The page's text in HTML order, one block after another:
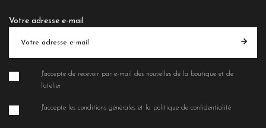
Votre adresse e-mail
J'accepte de recevoir par e-mail des nouvelles de la boutique et de
l'atelier
J'accepte les conditions générales et la politique de confidentialité